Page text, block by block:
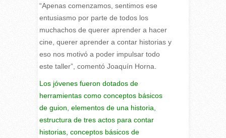
“Apenas comenzamos, sentimos ese
entusiasmo por parte de todos los
muchachos de querer aprender a hacer
cine, querer aprender a contar historias y
eso nos motivó a poder impulsar todo
este taller”, comentó Joaquín Horna.
Los jóvenes fueron dotados de
herramientas como conceptos básicos
de guion, elementos de una historia,
estructura de tres actos para contar
historias, conceptos básicos de